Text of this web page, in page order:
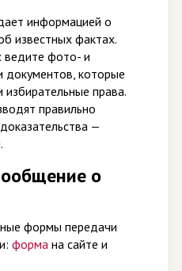
информацией о
известных фактах.
ведите фото- и
документов, которые
права.
правильно
—
о
формы передачи
форма на сайте и